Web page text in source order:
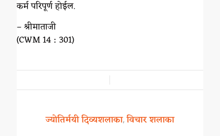
कर्म परिपूर्ण होईल.
– श्रीमाताजी
(CWM 14 : 301)
ज्योतिर्मयी दिव्यशलाका,विचार शलाका